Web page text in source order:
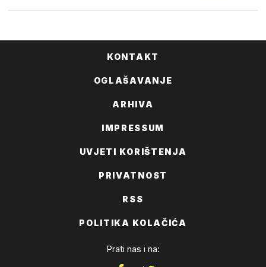
KONTAKT
OGLAŠAVANJE
ARHIVA
IMPRESSUM
UVJETI KORIŠTENJA
PRIVATNOST
RSS
POLITIKA KOLAČIĆA
Prati nas i na: